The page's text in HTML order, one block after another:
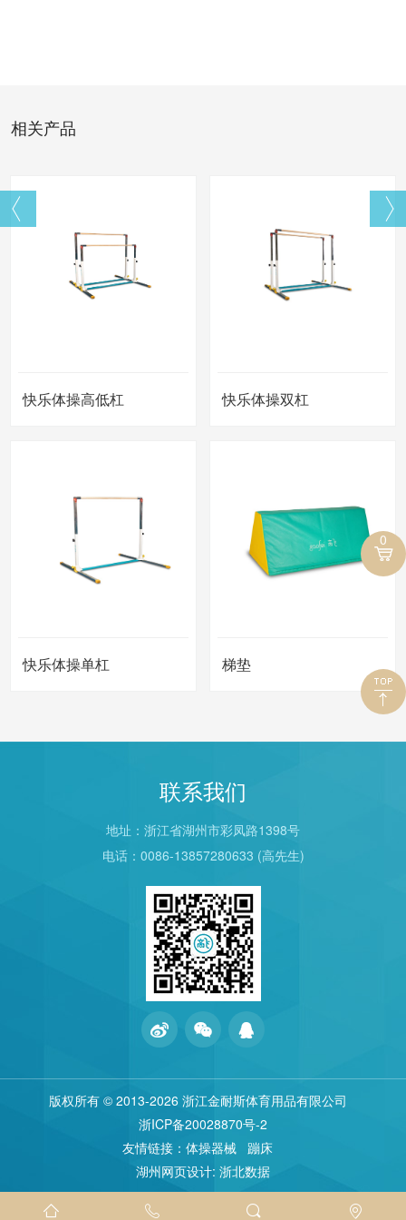
0
相关产品
快乐体操高低杠 快乐体操双杠
快乐体操单杠 梯垫
联系我们
地址：浙江省湖州市彩凤路1398号
电话：0086-13857280633 (高先生)
版权所有 © 2013-2026 浙江金耐斯体育用品有限公司
浙ICP备20028870号-2
友情链接： 体操器械
蹦床
湖州网页设计: 浙北数据
   